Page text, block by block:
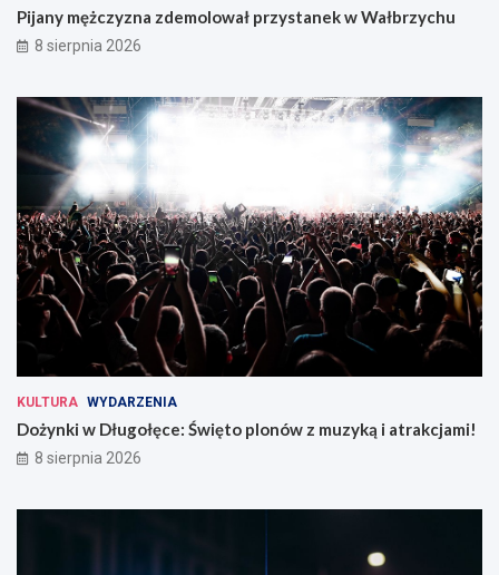
Pijany mężczyzna zdemolował przystanek w Wałbrzychu
8 sierpnia 2026
KULTURA WYDARZENIA
Dożynki w Długołęce: Święto plonów z muzyką i atrakcjami!
8 sierpnia 2026